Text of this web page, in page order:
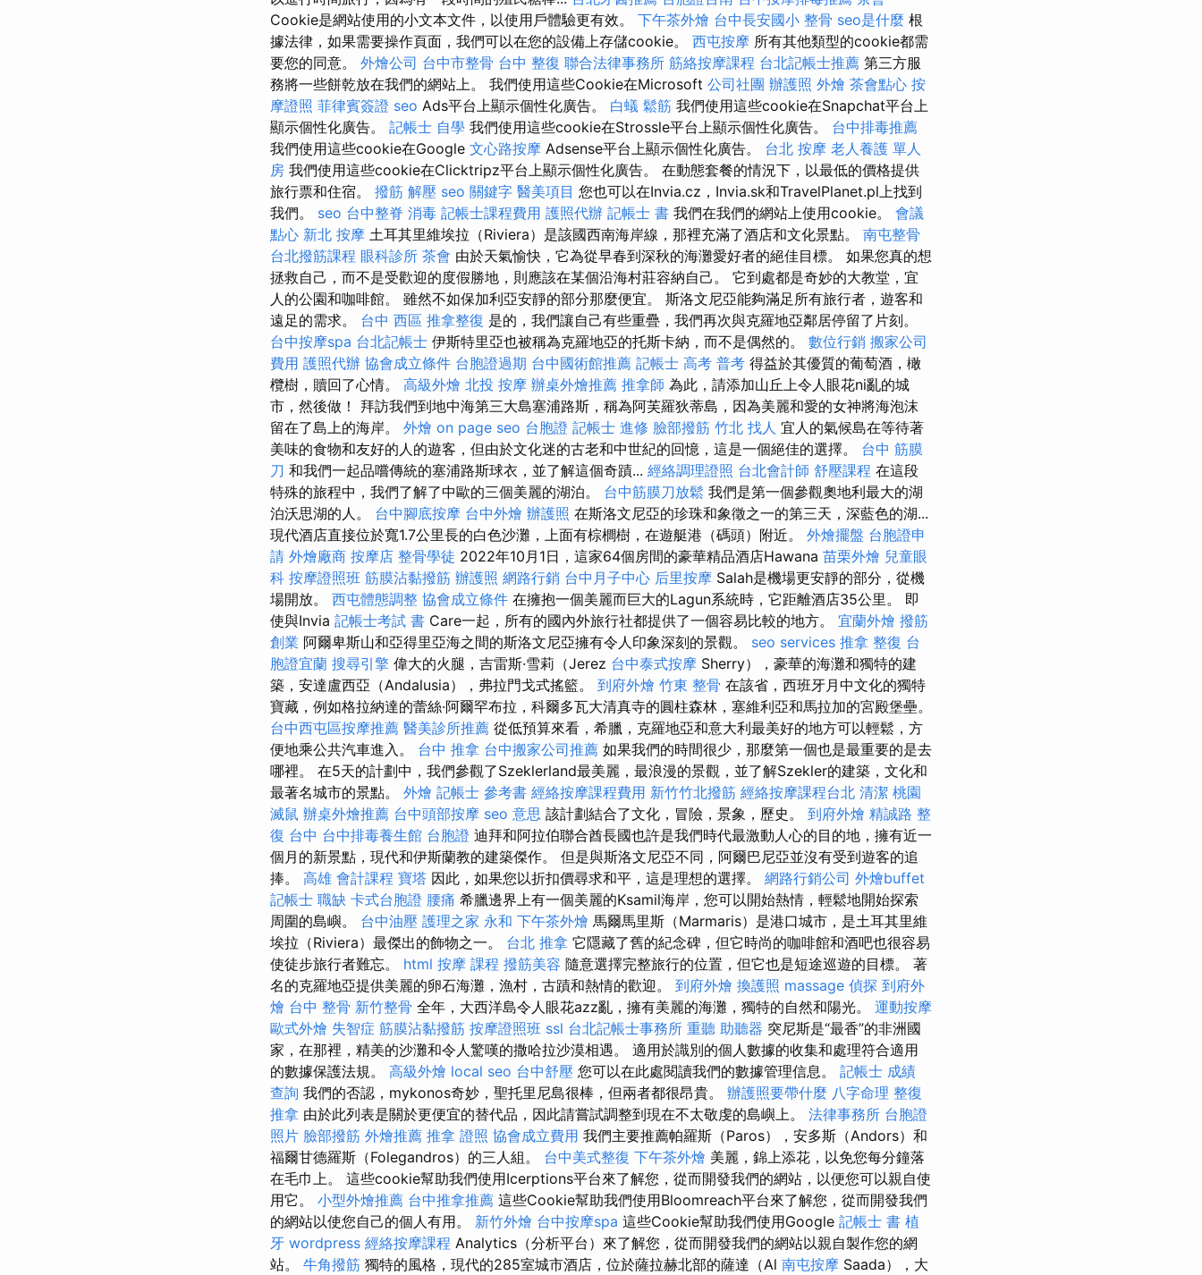
Cookie是網站使用的小文本文件，以使用戶體驗更有效。 下午茶外燴 台中長安國小 整骨 seo是什麼 根
據法律，如果需要操作頁面，我們可以在您的設備上存儲cookie。 西屯按摩 所有其他類型的cookie都需
要您的同意。 外燴公司 台中市整骨 台中 整復 聯合法律事務所 筋絡按摩課程 台北記帳士推薦 第三方服
務將一些餅乾放在我們的網站上。 我們使用這些Cookie在Microsoft 公司社團 辦護照 外燴 茶會點心 按
摩證照 菲律賓簽證 seo Ads平台上顯示個性化廣告。 白蟻 鬆筋 我們使用這些cookie在Snapchat平台上
顯示個性化廣告。 記帳士 自學 我們使用這些cookie在Strossle平台上顯示個性化廣告。 台中排毒推薦
我們使用這些cookie在Google 文心路按摩 Adsense平台上顯示個性化廣告。 台北 按摩 老人養護 單人
房 我們使用這些cookie在Clicktripz平台上顯示個性化廣告。 在動態套餐的情況下，以最低的價格提供
旅行票和住宿。 撥筋 解壓 seo 關鍵字 醫美項目 您也可以在Invia.cz，Invia.sk和TravelPlanet.pl上找到
我們。 seo 台中整脊 消毒 記帳士課程費用 護照代辦 記帳士 書 我們在我們的網站上使用cookie。 會議
點心 新北 按摩 土耳其里維埃拉（Riviera）是該國西南海岸線，那裡充滿了酒店和文化景點。 南屯整骨
台北撥筋課程 眼科診所 茶會 由於天氣愉快，它為從早春到深秋的海灘愛好者的絕佳目標。 如果您真的想
拯救自己，而不是受歡迎的度假勝地，則應該在某個沿海村莊容納自己。 它到處都是奇妙的大教堂，宜
人的公園和咖啡館。 雖然不如保加利亞安靜的部分那麼便宜。 斯洛文尼亞能夠滿足所有旅行者，遊客和
遠足的需求。 台中 西區 推拿整復 是的，我們讓自己有些重疊，我們再次與克羅地亞鄰居停留了片刻。
台中按摩spa 台北記帳士 伊斯特里亞也被稱為克羅地亞的托斯卡納，而不是偶然的。 數位行銷 搬家公司
費用 護照代辦 協會成立條件 台胞證過期 台中國術館推薦 記帳士 高考 普考 得益於其優質的葡萄酒，橄
欖樹，贖回了心情。 高級外燴 北投 按摩 辦桌外燴推薦 推拿師 為此，請添加山丘上令人眼花ni亂的城
市，然後做！ 拜訪我們到地中海第三大島塞浦路斯，稱為阿芙羅狄蒂島，因為美麗和愛的女神將海泡沫
留在了島上的海岸。 外燴 on page seo 台胞證 記帳士 進修 臉部撥筋 竹北 找人 宜人的氣候島在等待著
美味的食物和友好的人的遊客，但由於文化迷的古老和中世紀的回憶，這是一個絕佳的選擇。 台中 筋膜
刀 和我們一起品嚐傳統的塞浦路斯球衣，並了解這個奇蹟... 經絡調理證照 台北會計師 舒壓課程 在這段
特殊的旅程中，我們了解了中歐的三個美麗的湖泊。 台中筋膜刀放鬆 我們是第一個參觀奧地利最大的湖
泊沃思湖的人。 台中腳底按摩 台中外燴 辦護照 在斯洛文尼亞的珍珠和象徵之一的第三天，深藍色的湖...
現代酒店直接位於寬1.7公里長的白色沙灘，上面有棕櫚樹，在遊艇港（碼頭）附近。 外燴擺盤 台胞證申
請 外燴廠商 按摩店 整骨學徒 2022年10月1日，這家64個房間的豪華精品酒店Hawana 苗栗外燴 兒童眼
科 按摩證照班 筋膜沾黏撥筋 辦護照 網路行銷 台中月子中心 后里按摩 Salah是機場更安靜的部分，從機
場開放。 西屯體態調整 協會成立條件 在擁抱一個美麗而巨大的Lagun系統時，它距離酒店35公里。 即
使與Invia 記帳士考試 書 Care一起，所有的國內外旅行社都提供了一個容易比較的地方。 宜蘭外燴 撥筋
創業 阿爾卑斯山和亞得里亞海之間的斯洛文尼亞擁有令人印象深刻的景觀。 seo services 推拿 整復 台
胞證宜蘭 搜尋引擎 偉大的火腿，吉雷斯·雪莉（Jerez 台中泰式按摩 Sherry），豪華的海灘和獨特的建
築，安達盧西亞（Andalusia），弗拉門戈式搖籃。 到府外燴 竹東 整骨 在該省，西班牙月中文化的獨特
寶藏，例如格拉納達的蕾絲·阿爾罕布拉，科爾多瓦大清真寺的圓柱森林，塞維利亞和馬拉加的宮殿堡壘。
台中西屯區按摩推薦 醫美診所推薦 從低預算來看，希臘，克羅地亞和意大利最美好的地方可以輕鬆，方
便地乘公共汽車進入。 台中 推拿 台中搬家公司推薦 如果我們的時間很少，那麼第一個也是最重要的是去
哪裡。 在5天的計劃中，我們參觀了Szeklerland最美麗，最浪漫的景觀，並了解Szekler的建築，文化和
最著名城市的景點。 外燴 記帳士 參考書 經絡按摩課程費用 新竹竹北撥筋 經絡按摩課程台北 清潔 桃園
滅鼠 辦桌外燴推薦 台中頭部按摩 seo 意思 該計劃結合了文化，冒險，景象，歷史。 到府外燴 精誠路 整
復 台中 台中排毒養生館 台胞證 迪拜和阿拉伯聯合酋長國也許是我們時代最激動人心的目的地，擁有近一
個月的新景點，現代和伊斯蘭教的建築傑作。 但是與斯洛文尼亞不同，阿爾巴尼亞並沒有受到遊客的追
捧。 高雄 會計課程 寶塔 因此，如果您以折扣價尋求和平，這是理想的選擇。 網路行銷公司 外燴buffet
記帳士 職缺 卡式台胞證 腰痛 希臘邊界上有一個美麗的Ksamil海岸，您可以開始熱情，輕鬆地開始探索
周圍的島嶼。 台中油壓 護理之家 永和 下午茶外燴 馬爾馬里斯（Marmaris）是港口城市，是土耳其里維
埃拉（Riviera）最傑出的飾物之一。 台北 推拿 它隱藏了舊的紀念碑，但它時尚的咖啡館和酒吧也很容易
使徒步旅行者難忘。 html 按摩 課程 撥筋美容 隨意選擇完整旅行的位置，但它也是短途巡遊的目標。 著
名的克羅地亞提供美麗的卵石海灘，漁村，古蹟和熱情的歡迎。 到府外燴 換護照 massage 偵探 到府外
燴 台中 整骨 新竹整骨 全年，大西洋島令人眼花azz亂，擁有美麗的海灘，獨特的自然和陽光。 運動按摩
歐式外燴 失智症 筋膜沾黏撥筋 按摩證照班 ssl 台北記帳士事務所 重聽 助聽器 突尼斯是“最香”的非洲國
家，在那裡，精美的沙灘和令人驚嘆的撒哈拉沙漠相遇。 適用於識別的個人數據的收集和處理符合適用
的數據保護法規。 高級外燴 local seo 台中舒壓 您可以在此處閱讀我們的數據管理信息。 記帳士 成績
查詢 我們的否認，mykonos奇妙，聖托里尼島很棒，但兩者都很昂貴。 辦護照要帶什麼 八字命理 整復
推拿 由於此列表是關於更便宜的替代品，因此請嘗試調整到現在不太敬虔的島嶼上。 法律事務所 台胞證
照片 臉部撥筋 外燴推薦 推拿 證照 協會成立費用 我們主要推薦帕羅斯（Paros），安多斯（Andors）和
福爾甘德羅斯（Folegandros）的三人組。 台中美式整復 下午茶外燴 美麗，錦上添花，以免您每分鐘落
在毛巾上。 這些cookie幫助我們使用Icerptions平台來了解您，從而開發我們的網站，以便您可以親自使
用它。 小型外燴推薦 台中推拿推薦 這些Cookie幫助我們使用Bloomreach平台來了解您，從而開發我們
的網站以使您自己的個人有用。 新竹外燴 台中按摩spa 這些Cookie幫助我們使用Google 記帳士 書 植
牙 wordpress 經絡按摩課程 Analytics（分析平台）來了解您，從而開發我們的網站以親自製作您的網
站。 牛角撥筋 獨特的風格，現代的285室城市酒店，位於薩拉赫北部的薩達（Al 南屯按摩 Saada），大